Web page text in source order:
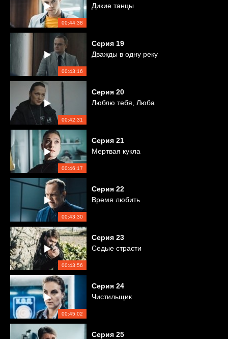
00:44:38
Дикие танцы
00:43:16
Серия 19
Дважды в одну реку
00:42:31
Серия 20
Люблю тебя, Люба
00:46:17
Серия 21
Мертвая кукла
00:43:30
Серия 22
Время любить
00:43:56
Серия 23
Седые страсти
00:45:02
Серия 24
Чистильщик
Серия 25